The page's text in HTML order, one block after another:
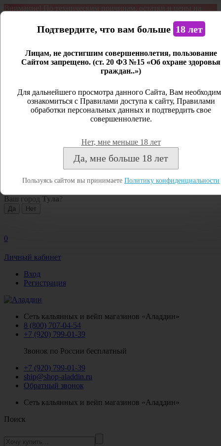
Внимание! По техническим причинам, остатки и цены на
является демонстрационным. Дистанционная продажа не
Открыть сайдбар
Личный кабинет
Закрыть
Посмотреть все результаты
Ваш город Тула ?
0
Личный кабинет
Вход
Регистрация
Сеть кальянных и вейп магазинов «Аладдин»
8 (800) 707-04-54
+7 (920) 799-01-39
Звонок по России бесплатный
+7 (920) 799-01-39
ship@shop-aladdin.ru
Обратный звонок
Сеть кальянных и вейп магазинов «Аладдин»
Поиск
Подтвердите, что вам больше 18 лет
Лицам, не достигшим совершеннолетия, пользование
Сайтом запрещено. (ст. 20 ФЗ №15 «Об охране здоровья
граждан..»)
Для дальнейшего просмотра данного Сайта, Вам
ознакомиться с Правилами доступа к сайту, Правилами
обработки персональных данных и подтвердить свое
совершеннолетие.
Нет, мне меньше 18 лет
Да, мне больше 18 лет
Пользуясь сайтом вы принимаете Политику конфиденциальности